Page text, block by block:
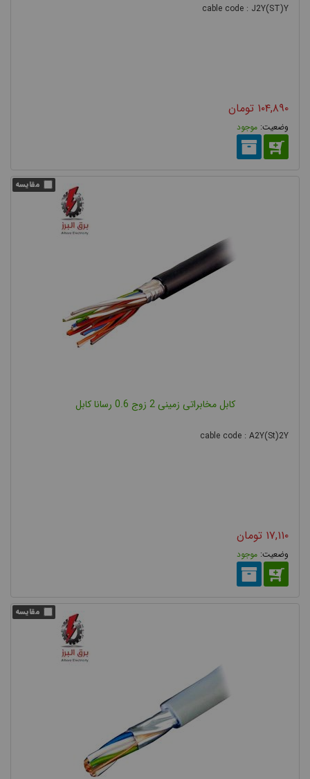
cable code : J2Y(ST)Y
۱۰۴,۸۹۰ تومان
موجود
کابل مخابراتی زمینی 2 زوج 0.6 رسانا کابل
cable code : A2Y(St)2Y
۱۷,۱۱۰ تومان
موجود